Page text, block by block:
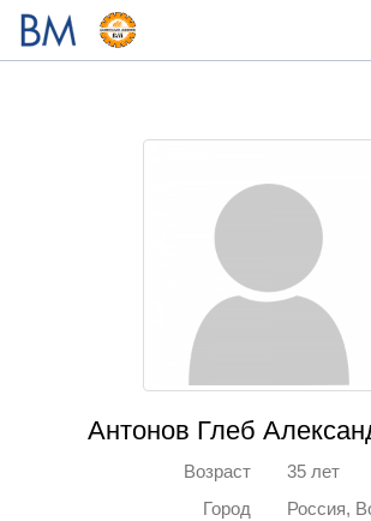
Антонов Глеб
Возраст
35 лет
Город
Россия,